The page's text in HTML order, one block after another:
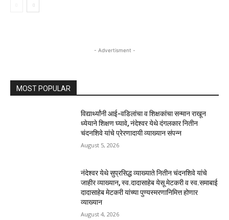
- Advertisment -
MOST POPULAR
विद्यार्थ्यांनी आई-वडिलांचा व शिक्षकांचा सन्मान राखून
ध्येयाने शिक्षण घ्यावे, नंदेश्वर येथे दंगलकार नितीन
चंदनशिवे यांचे प्रेरणादायी व्याख्यान संपन्न
August 5, 2026
नंदेश्वर येथे सुप्रसिद्ध व्याख्याते नितीन चंदनशिवे यांचे
जाहीर व्याख्यान, स्व.दादासाहेब येसू मेटकरी व स्व.समाबाई
दादासाहेब मेटकरी यांच्या पुण्यस्मरणानिमित्त होणार
व्याख्यान
August 4, 2026